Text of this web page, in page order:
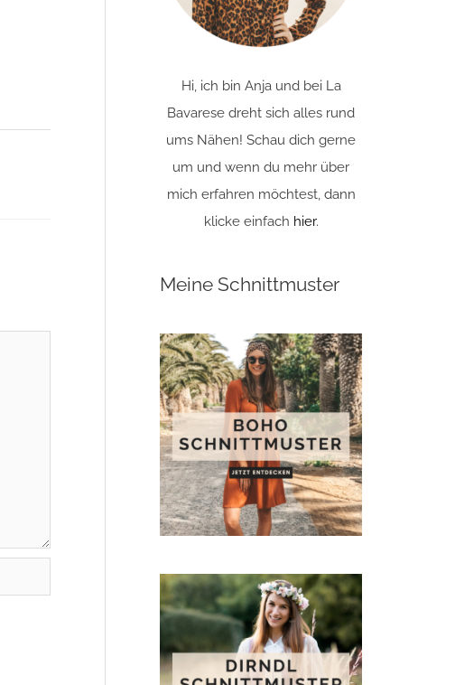
Hi, ich bin Anja und bei La
Bavarese dreht sich alles rund
ums Nähen! Schau dich gerne
um und wenn du mehr über
mich erfahren möchtest, dann
klicke einfach hier.
Meine Schnittmuster